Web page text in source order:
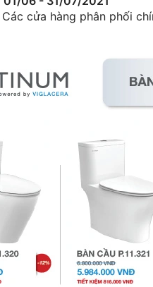
cửa hàng phân phối